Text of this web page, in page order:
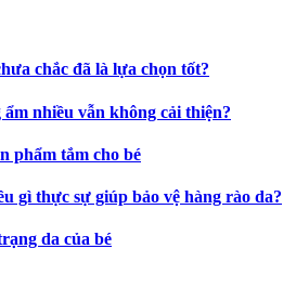
chắc đã là lựa chọn tốt?
nhiều vẫn không cải thiện?
phẩm tắm cho bé
gì thực sự giúp bảo vệ hàng rào da?
da của bé